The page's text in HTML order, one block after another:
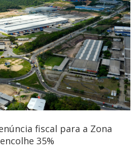
fiscal para a Zona
35%